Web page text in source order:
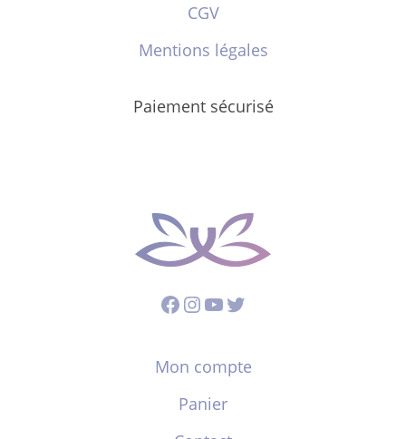
CGV
Mentions légales
Paiement sécurisé
Facebook
Instagram
YouTube
Twitter
Mon compte
Panier